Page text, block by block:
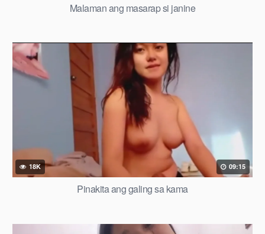
Malaman ang masarap si janine
18K 09:15
Pinakita ang galing sa kama